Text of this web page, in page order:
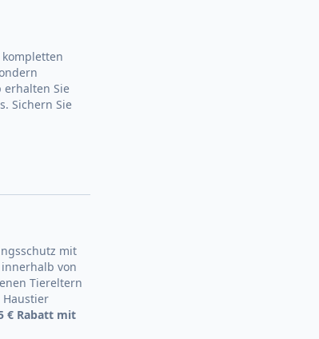
erhalten Sie
Sichern Sie
mit
von
Tiereltern
€ Rabatt mit